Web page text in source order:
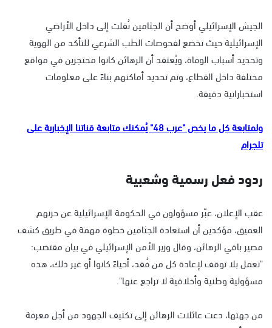
الجيش الإسرائيلي أوضح أن الجثامين نُقلت إلى داخل الأراضي
الإسرائيلية حيث تخضع لفحوصات الطب الشرعي للتأكد من الهوية
وتحديد أسباب الوفاة، ويُعتقد أن الرهائن كانوا محتجزين في مواقع
مختلفة داخل القطاع، وتم تحديد أماكنهم بناءً على معلومات
استخباراتية دقيقة.
ولمتابعة كل ما يخص "عرب 48" يُمكنك متابعة قناتنا الإخبارية على
تلجرام
ردود فعل رسمية وشعبية
عقب الإعلان، عبّر مسؤولون في الحكومة الإسرائيلية عن حزنهم
العميق، مؤكدين أن استعادة الجثامين خطوة مهمة في طريق كشف
مصير باقي الرهائن، وقال وزير الأمن الإسرائيلي في بيان مقتضب:
"نعمل بلا توقف لإعادة كل من فُقد، أحياءً كانوا أو غير ذلك، هذه
مسؤولية وطنية وأخلاقية لا تراجع عنها".
من جهتها، دعت عائلات الرهائن إلى تكثيف الجهود من أجل معرفة